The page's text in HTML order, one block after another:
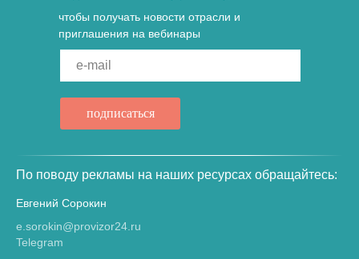
e-mail
подписаться
чтобы получать новости отрасли и
приглашения на вебинары
По поводу рекламы на наших ресурсах обращайтесь:
Евгений Сорокин
e.sorokin@provizor24.ru
Telegram